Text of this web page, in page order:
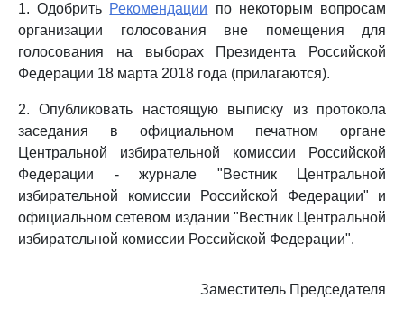
1. Одобрить Рекомендации по некоторым вопросам
организации голосования вне помещения для
голосования на выборах Президента Российской
Федерации 18 марта 2018 года (прилагаются).
2. Опубликовать настоящую выписку из протокола
заседания в официальном печатном органе
Центральной избирательной комиссии Российской
Федерации - журнале "Вестник Центральной
избирательной комиссии Российской Федерации" и
официальном сетевом издании "Вестник Центральной
избирательной комиссии Российской Федерации".
Заместитель Председателя